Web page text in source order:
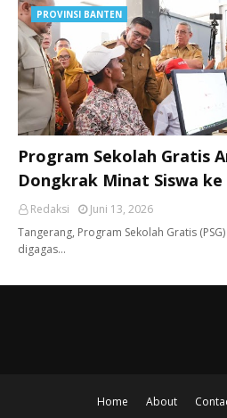
PROVINSI BANTEN
Program Sekolah Gratis
Dongkrak Minat Siswa ke
Redaksi
Juni 13, 2026
Tangerang, ​Program Sekolah Gratis
digagas…
Home About